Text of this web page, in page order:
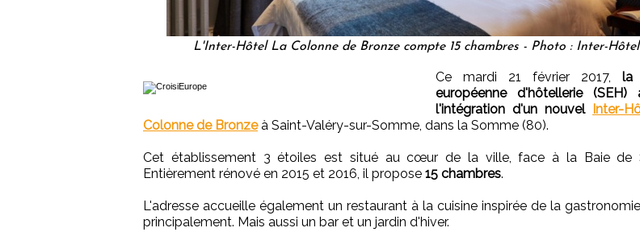
L'Inter-Hôtel La Colonne de Bronze compte 15 chambres - Photo : Inter-Hôtel
Ce mardi 21 février 2017, la
européenne d'hôtellerie (SEH)
l'intégration d'un nouvel Inter-
Colonne de Bronzeà Saint-Valéry-sur-Somme, dans la Somme (80).
Cet établissement 3 étoiles est situé au cœur de la ville, face à la Baie de
Entièrement rénové en 2015 et 2016, il propose 15 chambres.
L'adresse accueille également un restaurant à la cuisine inspirée de la
principalement. Mais aussi un bar et un jardin d'hiver.